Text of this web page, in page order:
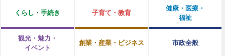
くらし・手続き 子育て・教育
健康・医療・
福祉
観光・魅力・
イベント
創業・産業・ビジネス 市政全般